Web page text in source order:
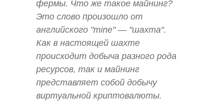
фермы. Что же такое майнинг?
Это слово произошло от
английского "mine" — "шахта".
Как в настоящей шахте
происходит добыча разного рода
ресурсов, так и майнинг
представляет собой добычу
виртуальной криптовалюты.